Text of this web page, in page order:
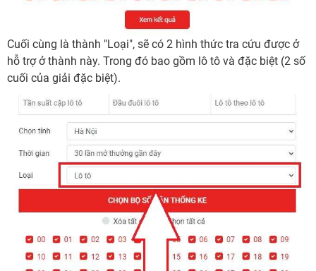
Cuối cùng là thành "Loại", sẽ có 2 hình thức tra cứu được ở
hỗ trợ ở thành này. Trong đó bao gồm lô tô và đặc biệt (2 số
cuối của giải đặc biệt).